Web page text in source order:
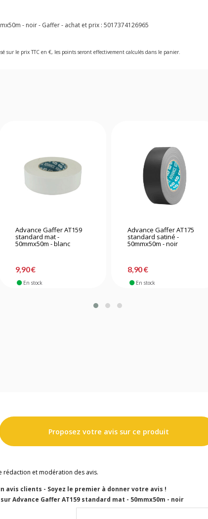
- noir - Gaffer - achat et prix : 5017374126965
sur le prix TTC en €, les points seront effectivement calculés dans le panier.
Advance Gaffer AT159
standard mat -
50mmx50m - blanc
9,90 €
En stock
Advance Gaffer AT175
standard satiné -
50mmx50m - noir
8,90 €
En stock
Proposez votre avis sur ce produit
rédaction et modération des avis.
avis clients - Soyez le premier à donner votre avis !
Advance Gaffer AT159 standard mat - 50mmx50m - noir